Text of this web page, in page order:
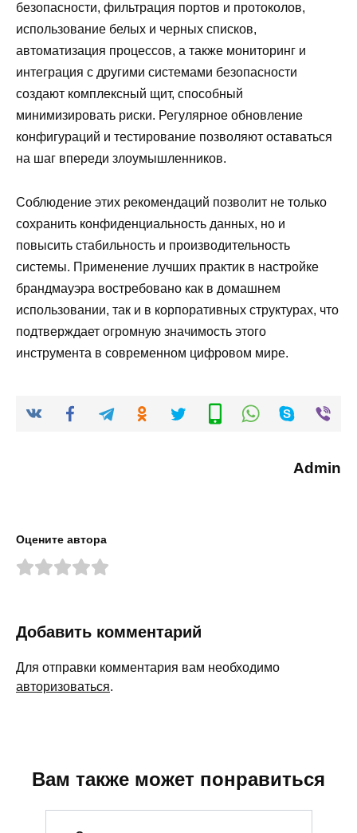
безопасности, фильтрация портов и протоколов,
использование белых и черных списков,
автоматизация процессов, а также мониторинг и
интеграция с другими системами безопасности
создают комплексный щит, способный
минимизировать риски. Регулярное обновление
конфигураций и тестирование позволяют оставаться
на шаг впереди злоумышленников.
Соблюдение этих рекомендаций позволит не только
сохранить конфиденциальность данных, но и
повысить стабильность и производительность
системы. Применение лучших практик в настройке
брандмауэра востребовано как в домашнем
использовании, так и в корпоративных структурах, что
подтверждает огромную значимость этого
инструмента в современном цифровом мире.
Admin
Оцените автора
Добавить комментарий
Для отправки комментария вам необходимо
авторизоваться.
Вам также может понравиться